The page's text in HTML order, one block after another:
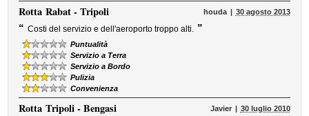
RottaRabat - Tripoli houda 30 agosto 2013
“ Costi del servizio e dell'aeroporto troppo alti. ”
Puntualità
Servizio a Terra
Servizio a Bordo
Pulizia
Convenienza
RottaTripoli - Bengasi Javier 30 luglio 2010